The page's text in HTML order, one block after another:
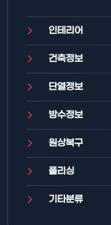
인테리어
건축정보
단열정보
방수정보
원상복구
폴리싱
기타분류